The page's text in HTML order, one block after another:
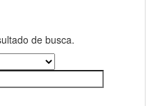
de busca.